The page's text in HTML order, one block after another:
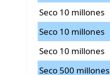
Seco 10 millones
Seco 10 millones
Seco 10 millones
Seco 500 millones